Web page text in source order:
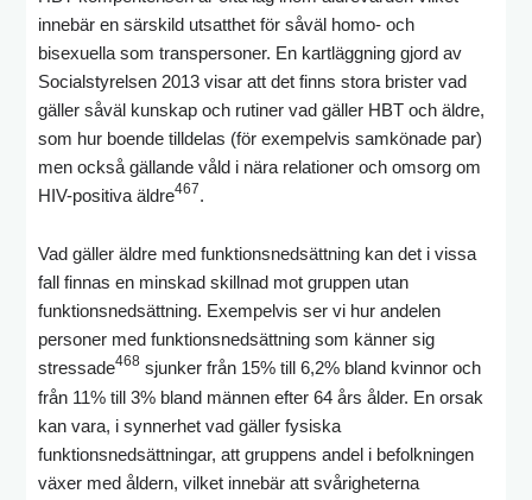
innebär en särskild utsatthet för såväl homo- och
bisexuella som transpersoner. En kartläggning gjord av
Socialstyrelsen 2013 visar att det finns stora brister vad
gäller såväl kunskap och rutiner vad gäller HBT och äldre,
som hur boende tilldelas (för exempelvis samkönade par)
men också gällande våld i nära relationer och omsorg om
HIV-positiva äldre467.
Vad gäller äldre med funktionsnedsättning kan det i vissa
fall finnas en minskad skillnad mot gruppen utan
funktionsnedsättning. Exempelvis ser vi hur andelen
personer med funktionsnedsättning som känner sig
stressade468 sjunker från 15% till 6,2% bland kvinnor och
från 11% till 3% bland männen efter 64 års ålder. En orsak
kan vara, i synnerhet vad gäller fysiska
funktionsnedsättningar, att gruppens andel i befolkningen
växer med åldern, vilket innebär att svårigheterna